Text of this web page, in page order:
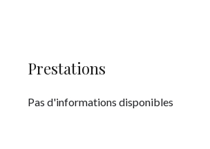
Prestations
Pas d'informations disponibles